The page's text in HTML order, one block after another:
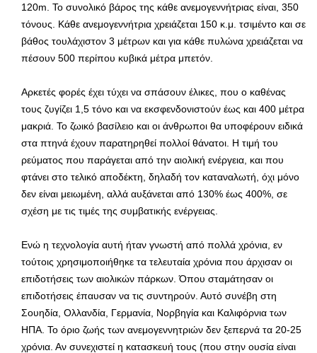
120m. Το συνολικό βάρος της κάθε ανεμογεννήτριας είναι, 350
τόνους. Κάθε ανεμογεννήτρια χρειάζεται 150 κ.μ. τσιμέντο και σε
βάθος τουλάχιστον 3 μέτρων και για κάθε πυλώνα χρειάζεται να
πέσουν 500 περίπου κυβικά μέτρα μπετόν.
Αρκετές φορές έχει τύχει να σπάσουν έλικες, που ο καθένας
τους ζυγίζει 1,5 τόνο και να εκσφενδονιστούν έως και 400 μέτρα
μακριά. Το ζωικό βασίλειο και οι άνθρωποι θα υποφέρουν ειδικά
στα πτηνά έχουν παρατηρηθεί πολλοί θάνατοι. Η τιμή του
ρεύματος που παράγεται από την αιολική ενέργεια, και που
φτάνει στο τελικό αποδέκτη, δηλαδή τον καταναλωτή, όχι μόνο
δεν είναι μειωμένη, αλλά αυξάνεται από 130% έως 400%, σε
σχέση με τις τιμές της συμβατικής ενέργειας.
Ενώ η τεχνολογία αυτή ήταν γνωστή από πολλά χρόνια, εν
τούτοις χρησιμοποιήθηκε τα τελευταία χρόνια που άρχισαν οι
επιδοτήσεις των αιολικών πάρκων. Όπου σταμάτησαν οι
επιδοτήσεις έπαυσαν να τις συντηρούν. Αυτό συνέβη στη
Σουηδία, Ολλανδία, Γερμανία, Νορβηγία και Καλιφόρνια των
ΗΠΑ. Το όριο ζωής των ανεμογεννητριών δεν ξεπερνά τα 20-25
χρόνια. Αν συνεχιστεί η κατασκευή τους (που στην ουσία είναι